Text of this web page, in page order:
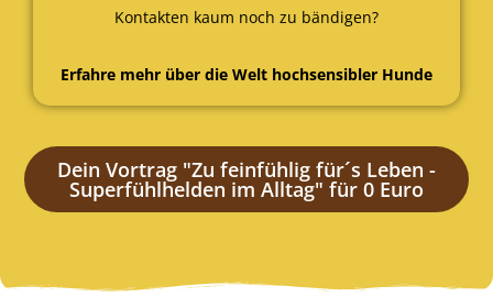
Kontakten kaum noch zu bändigen?
Erfahre mehr über die Welt hochsensibler Hunde
Dein Vortrag "Zu feinfühlig für´s Leben -
Superfühlhelden im Alltag" für 0 Euro